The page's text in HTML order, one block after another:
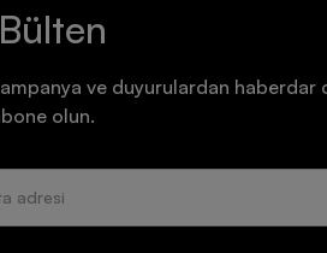
ve duyurulardan haberdar
olun.